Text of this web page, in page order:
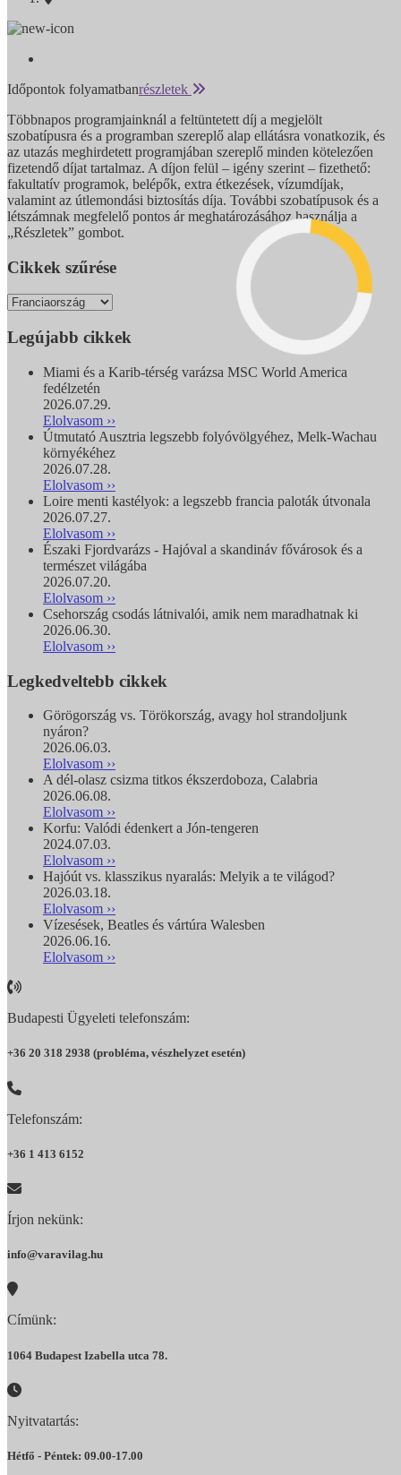
Időpontok folyamatbanrészletek
Többnapos programjainknál a feltüntetett díj a megjelölt
szobatípusra és a programban szereplő alap ellátásra vonatkozik, és
az utazás meghirdetett programjában szereplő minden kötelezően
fizetendő díjat tartalmaz. A díjon felül – igény szerint – fizethető:
fakultatív programok, belépők, extra étkezések, vízumdíjak,
valamint az útlemondási biztosítás díja. További szobatípusok és a
létszámnak megfelelő pontos ár meghatározásához használja a
„Részletek” gombot.
Cikkek szűrése
Legújabb cikkek
Miami és a Karib-térség varázsa MSC World America
fedélzetén
2026.07.29.
Elolvasom ››
Útmutató Ausztria legszebb folyóvölgyéhez, Melk-Wachau
környékéhez
2026.07.28.
Elolvasom ››
Loire menti kastélyok: a legszebb francia paloták útvonala
2026.07.27.
Elolvasom ››
Északi Fjordvarázs - Hajóval a skandináv fővárosok és a
természet világába
2026.07.20.
Elolvasom ››
Csehország csodás látnivalói, amik nem maradhatnak ki
2026.06.30.
Elolvasom ››
Legkedveltebb cikkek
Görögország vs. Törökország, avagy hol strandoljunk
nyáron?
2026.06.03.
Elolvasom ››
A dél-olasz csizma titkos ékszerdoboza, Calabria
2026.06.08.
Elolvasom ››
Korfu: Valódi édenkert a Jón-tengeren
2024.07.03.
Elolvasom ››
Hajóút vs. klasszikus nyaralás: Melyik a te világod?
2026.03.18.
Elolvasom ››
Vízesések, Beatles és vártúra Walesben
2026.06.16.
Elolvasom ››
Budapesti Ügyeleti telefonszám:
+36 20 318 2938 (probléma, vészhelyzet esetén)
Telefonszám:
+36 1 413 6152
Írjon nekünk:
info@varavilag.hu
Címünk:
1064 Budapest Izabella utca 78.
Nyitvatartás:
Hétfő - Péntek: 09.00-17.00